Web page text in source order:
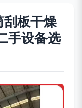
板干燥
手设备选